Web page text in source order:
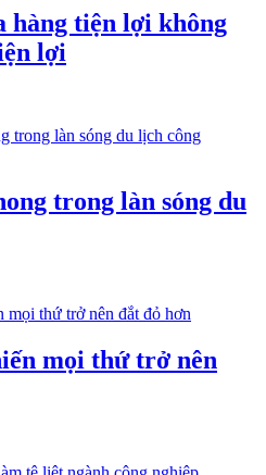
hàng tiện lợi không
lợi
trong làn sóng du
mọi thứ trở nên